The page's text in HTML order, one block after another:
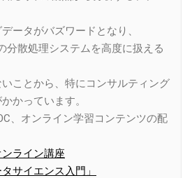
ータがバズワードとなり、
分散処理システムを高度に扱える
ことから、特にコンサルティング
かっています。
、オンライン学習コンテンツの配
ライン講座
サイエンス入門」